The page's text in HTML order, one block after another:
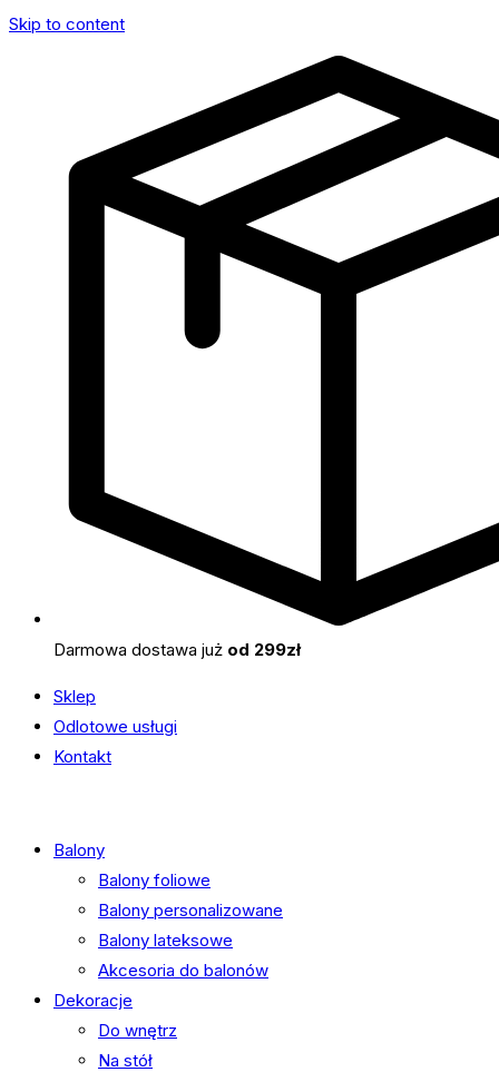
Skip to content
Darmowa dostawa już od 299zł
Sklep
Odlotowe usługi
Kontakt
Balony
Balony foliowe
Balony personalizowane
Balony lateksowe
Akcesoria do balonów
Dekoracje
Do wnętrz
Na stół